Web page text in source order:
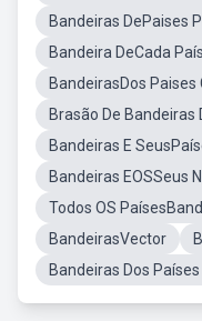
Bandeiras DePaises
Bandeira DeCada País
BandeirasDos Paises
Brasão De Bandeiras
Bandeiras E
Bandeiras EOSSeus
Todos OS
BandeirasVector
Bandeiras Dos